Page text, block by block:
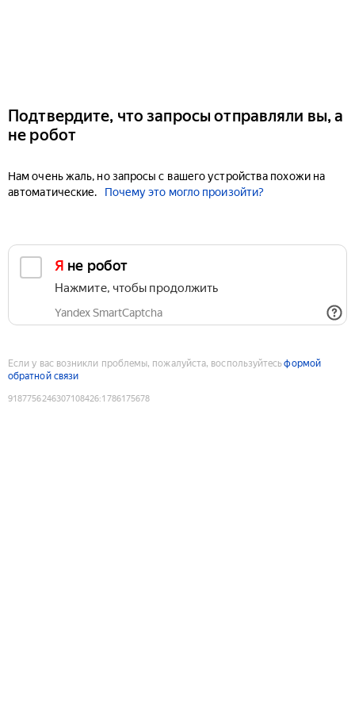
Подтвердите, что запросы отправляли вы, а
не робот
Нам очень жаль, но запросы с вашего устройства похожи на
автоматические.
Почему это могло произойти?
Я не робот
Нажмите, чтобы продолжить
Yandex SmartCaptcha
Если у вас возникли проблемы, пожалуйста, воспользуйтесьформой
обратной связи
9187756246307108426:1786175678